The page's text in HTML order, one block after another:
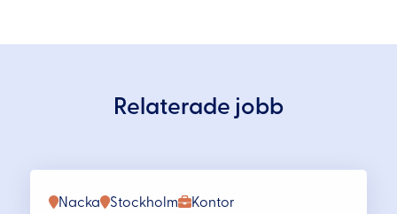
Relaterade jobb
Kontor
Nacka Stockholm